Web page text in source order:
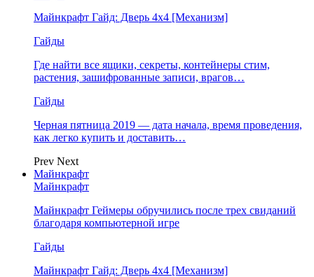
Майнкрафт Гайд: Дверь 4х4 [Механизм]
Гайды
Где найти все ящики, секреты, контейнеры стим,
растения, зашифрованные записи, врагов…
Гайды
Черная пятница 2019 — дата начала, время проведения,
как легко купить и доставить…
Prev Next
Майнкрафт
Майнкрафт
Майнкрафт Геймеры обручились после трех свиданий
благодаря компьютерной игре
Гайды
Майнкрафт Гайд: Дверь 4х4 [Механизм]